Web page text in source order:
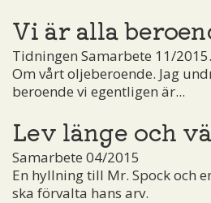
Vi är alla
Tidningen Samarbete 11/2015.
Om vårt oljeberoende. Jag
beroende vi egentligen är...
Lev länge och
Samarbete 04/2015
En hyllning till Mr. Spock och
ska förvalta hans arv.